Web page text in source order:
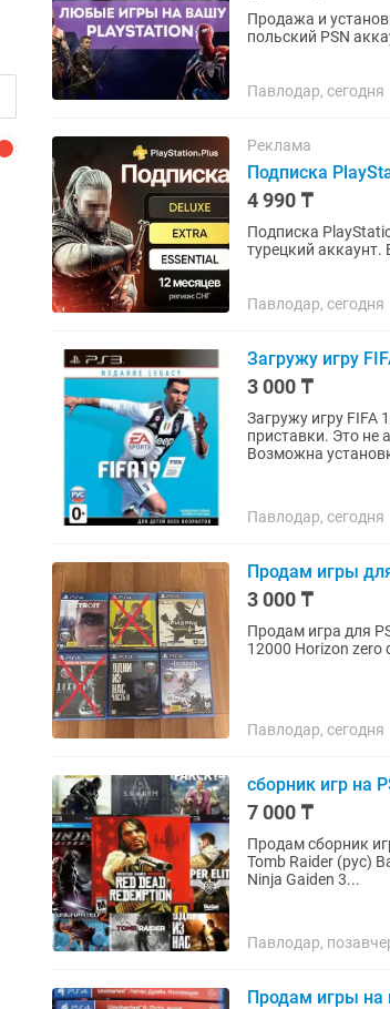
Продажа и
польский PSN аккаунт. Если аккаунта нет – помогу открыть. Любые
Павлодар, сегодня
Реклама
Подписка
4 990 ₸
Подписка
турецкий аккаунт. Если
Павлодар, сегодня
Загружу игру
3 000 ₸
Загружу игру FIFA 19 PS3 на
приставки. Это не аккаунт.
Возможна
Павлодар, сегодня
Продам игры
3 000 ₸
Продам игра для
12000 Horizon zero
Павлодар, сегодня
сборник игр на
7 000 ₸
Продам сборник игр
Tomb Raider (рус)
Ninja Gaiden 3...
Павлодар,
Продам игры на